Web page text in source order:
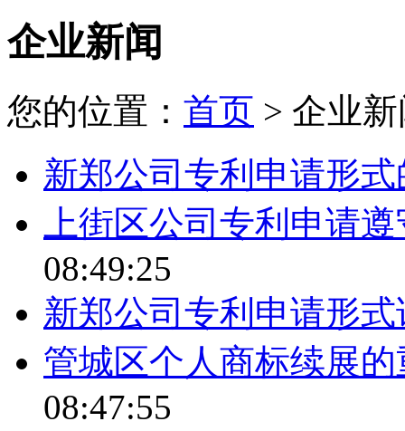
企业新闻
您的位置： 首页 > 企业
新郑公司专利申请形
上街区公司专利申请
08:49:25
新郑公司专利申请形式
管城区个人商标续展
08:47:55